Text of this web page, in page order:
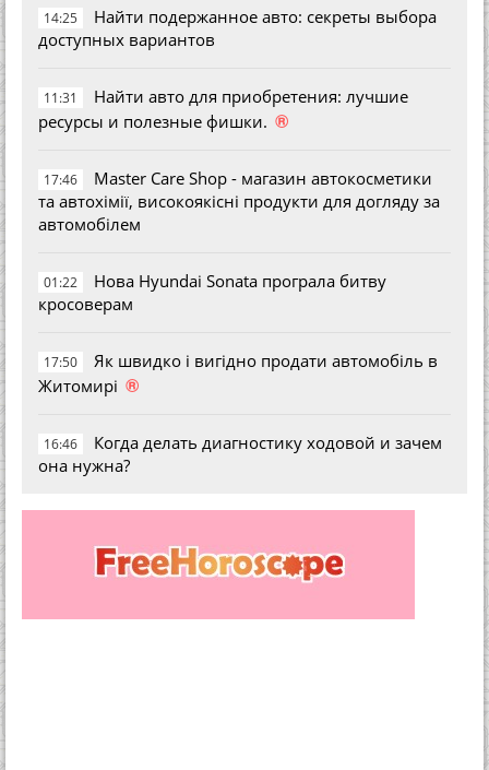
14:25
Найти подержанное авто: секреты выбора
доступных вариантов
11:31
Найти авто для приобретения: лучшие
ресурсы и полезные фишки. ®
17:46
Master Care Shop - магазин автокосметики
та автохімії, високоякісні продукти для догляду за
автомобілем
01:22
Нова Hyundai Sonata програла битву
кросоверам
17:50
Як швидко і вигідно продати автомобіль в
Житомирі ®
16:46
Когда делать диагностику ходовой и зачем
она нужна?